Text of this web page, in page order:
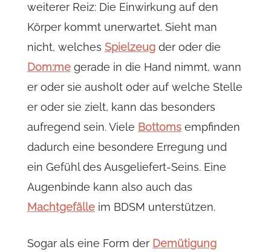
weiterer Reiz: Die Einwirkung auf den
Körper kommt unerwartet. Sieht man
nicht, welches Spielzeugder oder die
Dom:megerade in die Hand nimmt, wann
er oder sie ausholt oder auf welche Stelle
er oder sie zielt, kann das besonders
aufregend sein. Viele Bottomsempfinden
dadurch eine besondere Erregung und
ein Gefühl des Ausgeliefert-Seins. Eine
Augenbinde kann also auch das
Machtgefälleim BDSM unterstützen.
Sogar als eine Form der Demütigung